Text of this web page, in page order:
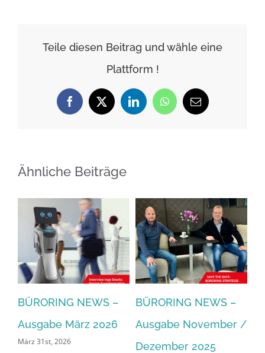
Ausgabe
Oktober
2025
Teile diesen Beitrag und wähle eine
Plattform !
Facebook
X LinkedInWhatsApp
E-
Mail
Ähnliche Beiträge
BÜRORING NEWS –
Ausgabe März 2026
März 31st, 2026
BÜRORING NEWS –
Ausgabe November /
Dezember 2025